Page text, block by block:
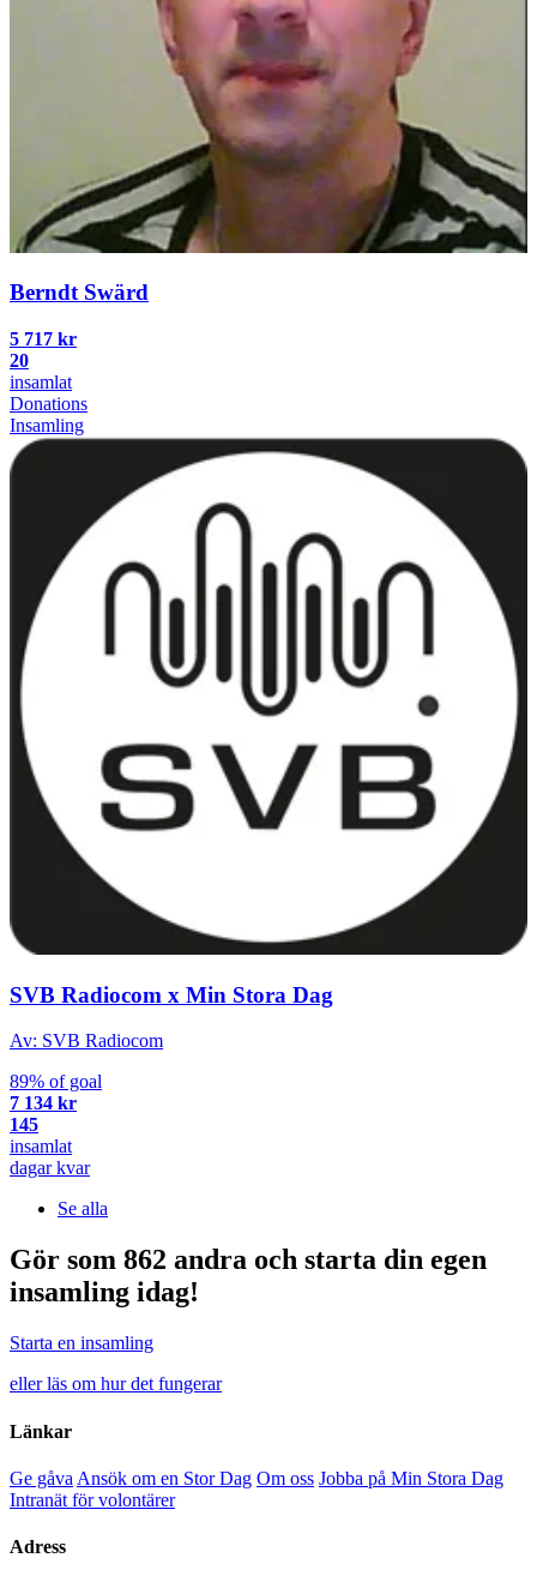
Berndt Swärd
5 717 kr
20
insamlat
Donations
Insamling
SVB Radiocom x Min Stora Dag
Av: SVB Radiocom
89% of goal
7 134 kr
145
insamlat
dagar kvar
Se alla
Gör som 862 andra och starta din egen
insamling idag!
Starta en insamling
eller läs om hur det fungerar
Länkar
Ge gåva Ansök om en Stor Dag Om oss Jobba på Min Stora Dag
Intranät för volontärer
Adress